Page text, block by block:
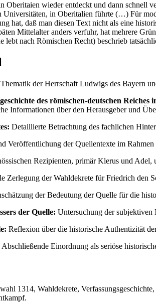
Oberitaien wieder entdeckt und dann
in Oberitalien führte (…) Für
hat, daß man diesen Text nicht als eine
Mittelalter anders verfuhr, hat mehrere
lebt nach Römischen Recht) beschrieb
der Herrschaft Ludwigs des Bayern
des römischen-deutschen
Informationen über den Herausgeber und
Detaillierte Betrachtung des fachlichen
Veröffentlichung der Quellentexte im Rahmen
Rezipienten, primär Klerus und Adel,
Zerlegung der Wahldekrete für Friedrich den
der Bedeutung der Quelle für die
der Quelle: Untersuchung der
Reflexion über die historische Authentizität
Abschließende Einordnung als seriöse
1314, Wahldekrete,